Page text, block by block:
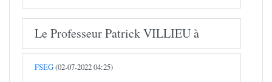
Le Professeur Patrick VILLIEU à
FSEG(02-07-2022 04:25)